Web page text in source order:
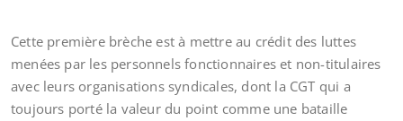
Cette première brèche est à mettre au crédit des luttes
menées par les personnels fonctionnaires et non-titulaires
avec leurs organisations syndicales, dont la CGT qui a
toujours porté la valeur du point comme une bataille